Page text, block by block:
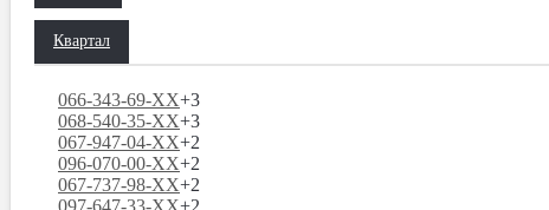
Квартал
066-343-69-XX+3
068-540-35-XX+3
067-947-04-XX+2
096-070-00-XX+2
067-737-98-XX+2
097-647-33-XX+2